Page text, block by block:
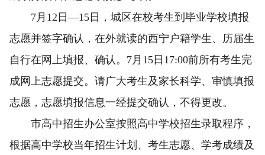
7月12日—15日，城区在校考生到毕业学校填报
志愿并签字确认，在外就读的西宁户籍学生、历届生
自行在网上填报、确认。7月15日17:00前所有考生完
成网上志愿提交。请广大考生及家长科学、审慎填报
志愿，志愿填报信息一经提交确认，不得更改。
市高中招生办公室按照高中学校招生录取程序，
根据高中学校当年招生计划、考生志愿、学考成绩及